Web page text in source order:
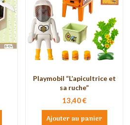
Playmobil “L’apicultrice et
sa ruche”
13,40 €
Ajouter au panier